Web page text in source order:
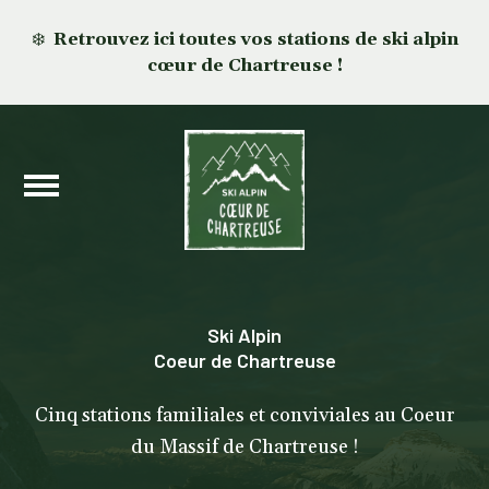
❄️ Retrouvez ici toutes vos stations de ski alpin
cœur de Chartreuse !
Ski Alpin
Coeur de Chartreuse
Cinq stations familiales et conviviales au Coeur
du Massif de Chartreuse !